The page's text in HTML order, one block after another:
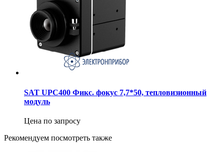
SAT UPC400 Фикс. фокус 7,7*50, тепловизионный
модуль
Цена по запросу
Рекомендуем посмотреть также